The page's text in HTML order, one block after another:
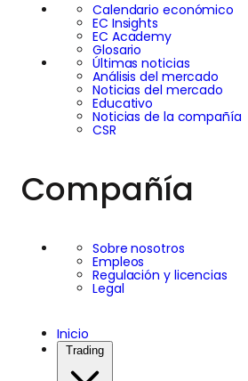
Calendario económico
EC Insights
EC Academy
Glosario
Últimas noticias
Análisis del mercado
Noticias del mercado
Educativo
Noticias de la compañía
CSR
Compañía
Sobre nosotros
Empleos
Regulación y licencias
Legal
Inicio
Trading